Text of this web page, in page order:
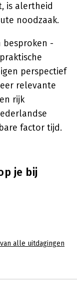
is alertheid
noodzaak.
besproken -
perspectief
relevante
rijk
factor tijd.
je bij
alle uitdagingen